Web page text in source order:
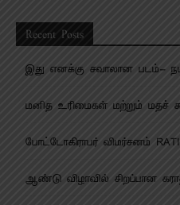
Recent Posts
இது எனக்கு சவாலான படம்-
மனித உரிமைகள் மற்றும் மதச்
போட்டோகிராபர் விமர்சனம்
ஆண்டு விழாவில் சிறப்பான